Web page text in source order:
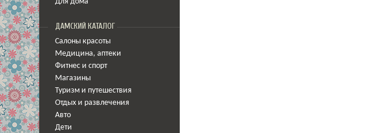
ДАМСКИЙ КАТАЛОГ
Салоны красоты
Медицина, аптеки
Фитнес и спорт
Магазины
Туризм и путешествия
Отдых и развлечения
Авто
Дети